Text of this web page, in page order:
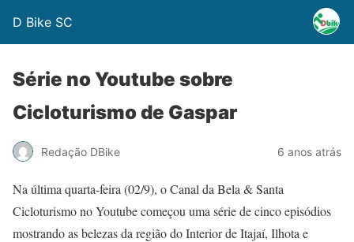
D Bike SC
Série no Youtube sobre
Cicloturismo de Gaspar
Redação DBike 6 anos atrás
Na última quarta-feira (02/9), o Canal da Bela & Santa
Cicloturismo no Youtube começou uma série de cinco episódios
mostrando as belezas da região do Interior de Itajaí, Ilhota e